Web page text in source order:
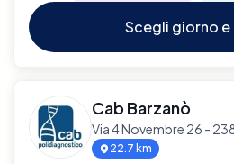
Scegli giorno e
Cab Barzanò
Via 4 Novembre 26 -
22.7 km